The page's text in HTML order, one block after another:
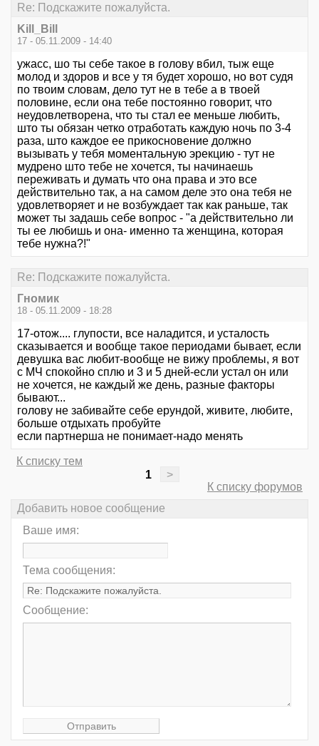
Re: Подскажите пожалуйста.
Kill_Bill
17 - 05.11.2009 - 14:40
ужасс, шо ты себе такое в голову вбил, тыж еще
молод и здоров и все у тя будет хорошо, но вот судя
по твоим словам, дело тут не в тебе а в твоей
половине, если она тебе постоянно говорит, что
неудовлетворена, что ты стал ее меньше любить,
што ты обязан четко отработать каждую ночь по 3-4
раза, што каждое ее прикосновение должно
вызывать у тебя моментальную эрекцию - тут не
мудрено што тебе не хочется, ты начинаешь
переживать и думать что она права и это все
действительно так, а на самом деле это она тебя не
удовлетворяет и не возбуждает так как раньше, так
может ты задашь себе вопрос - "а действительно ли
ты ее любишь и она- именно та женщина, которая
тебе нужна?!"
Re: Подскажите пожалуйста.
Гномик
18 - 05.11.2009 - 18:28
17-отож.... глупости, все наладится, и усталость
сказывается и вообще такое периодами бывает, если
девушка вас любит-вообще не вижу проблемы, я вот
с МЧ спокойно сплю и 3 и 5 дней-если устал он или
не хочется, не каждый же день, разные факторы
бывают...
голову не забивайте себе ерундой, живите, любите,
больше отдыхать пробуйте
если партнерша не понимает-надо менять
К списку тем
1
>
К списку форумов
Добавить новое сообщение
Ваше имя:
Тема сообщения:
Сообщение: